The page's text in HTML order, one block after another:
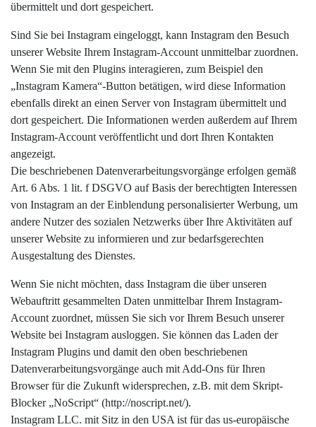
übermittelt und dort gespeichert.
Sind Sie bei Instagram eingeloggt, kann Instagram den Besuch
unserer Website Ihrem Instagram-Account unmittelbar zuordnen.
Wenn Sie mit den Plugins interagieren, zum Beispiel den
„Instagram Kamera“-Button betätigen, wird diese Information
ebenfalls direkt an einen Server von Instagram übermittelt und
dort gespeichert. Die Informationen werden außerdem auf Ihrem
Instagram-Account veröffentlicht und dort Ihren Kontakten
angezeigt.
Die beschriebenen Datenverarbeitungsvorgänge erfolgen gemäß
Art. 6 Abs. 1 lit. f DSGVO auf Basis der berechtigten Interessen
von Instagram an der Einblendung personalisierter Werbung, um
andere Nutzer des sozialen Netzwerks über Ihre Aktivitäten auf
unserer Website zu informieren und zur bedarfsgerechten
Ausgestaltung des Dienstes.
Wenn Sie nicht möchten, dass Instagram die über unseren
Webauftritt gesammelten Daten unmittelbar Ihrem Instagram-
Account zuordnet, müssen Sie sich vor Ihrem Besuch unserer
Website bei Instagram ausloggen. Sie können das Laden der
Instagram Plugins und damit den oben beschriebenen
Datenverarbeitungsvorgänge auch mit Add-Ons für Ihren
Browser für die Zukunft widersprechen, z.B. mit dem Skript-
Blocker „NoScript“ (http://noscript.net/).
Instagram LLC. mit Sitz in den USA ist für das us-europäische